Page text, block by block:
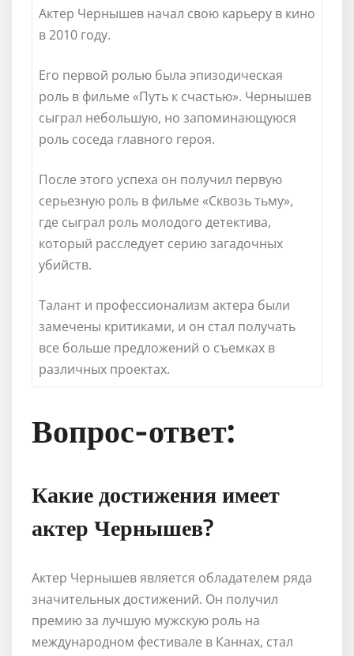
Актер Чернышев начал свою карьеру в кино
в 2010 году.
Его первой ролью была эпизодическая
роль в фильме «Путь к счастью». Чернышев
сыграл небольшую, но запоминающуюся
роль соседа главного героя.
После этого успеха он получил первую
серьезную роль в фильме «Сквозь тьму»,
где сыграл роль молодого детектива,
который расследует серию загадочных
убийств.
Талант и профессионализм актера были
замечены критиками, и он стал получать
все больше предложений о съемках в
различных проектах.
Вопрос-ответ:
Какие достижения имеет
актер Чернышев?
Актер Чернышев является обладателем ряда
значительных достижений. Он получил
премию за лучшую мужскую роль на
международном фестивале в Каннах, стал